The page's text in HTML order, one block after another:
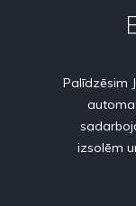
Palīdzēsim
izsolēm